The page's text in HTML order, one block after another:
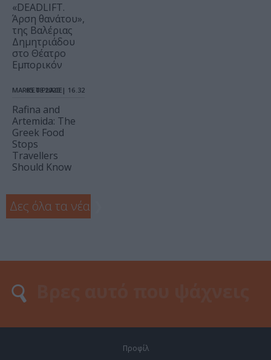
«DEADLIFT.
Άρση θανάτου»,
της Βαλέριας
Δημητριάδου
στο Θέατρο
Εμπορικόν
MARKET PLACE
05.08.2026 | 16.32
Rafina and
Artemida: The
Greek Food
Stops
Travellers
Should Know
Δες όλα τα νέα
Προφίλ